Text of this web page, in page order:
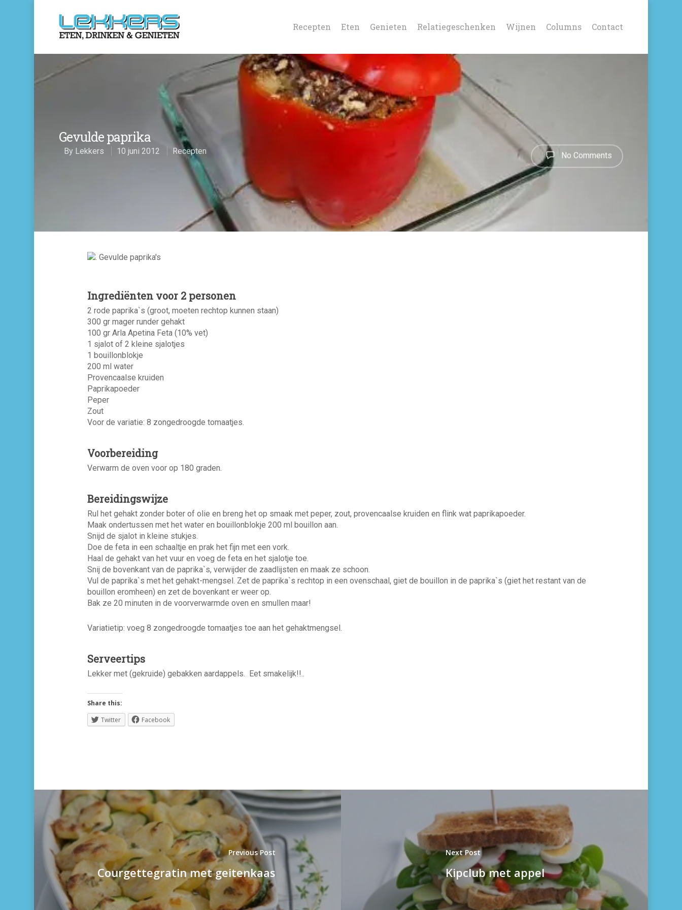
Recepten Eten Genieten Relatiegeschenken Wijnen Columns Contact
Gevulde paprika
By Lekkers 10 juni 2012 Recepten
No Comments
Ingrediënten voor 2 personen
2 rode paprika`s (groot, moeten rechtop kunnen staan)
300 gr mager runder gehakt
100 gr Arla Apetina Feta (10% vet)
1 sjalot of 2 kleine sjalotjes
1 bouillonblokje
200 ml water
Provencaalse kruiden
Paprikapoeder
Peper
Zout
Voor de variatie: 8 zongedroogde tomaatjes.
Voorbereiding
Verwarm de oven voor op 180 graden.
Bereidingswijze
Rul het gehakt zonder boter of olie en breng het op smaak met peper, zout, provencaalse kruiden en flink wat paprikapoeder.
Maak ondertussen met het water en bouillonblokje 200 ml bouillon aan.
Snijd de sjalot in kleine stukjes.
Doe de feta in een schaaltje en prak het fijn met een vork.
Haal de gehakt van het vuur en voeg de feta en het sjalotje toe.
Snij de bovenkant van de paprika`s, verwijder de zaadlijsten en maak ze schoon.
Vul de paprika`s met het gehakt-mengsel. Zet de paprika`s rechtop in een ovenschaal, giet de bouillon in de paprika`s (giet het restant van de
bouillon eromheen) en zet de bovenkant er weer op.
Bak ze 20 minuten in de voorverwarmde oven en smullen maar!
Variatietip: voeg 8 zongedroogde tomaatjes toe aan het gehaktmengsel.
Serveertips
Lekker met (gekruide) gebakken aardappels. Eet smakelijk!!..
Share this:
Twitter
Facebook
Previous Post
Courgettegratin met geitenkaas
Next Post
Kipclub met appel